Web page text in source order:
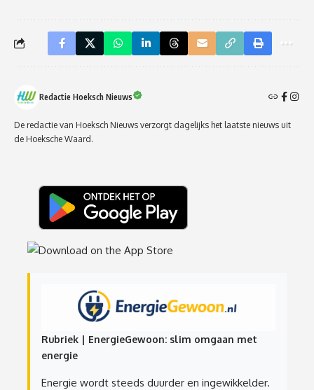
Redactie Hoeksch Nieuws
De redactie van Hoeksch Nieuws verzorgt dagelijks het laatste nieuws uit
de Hoeksche Waard.
Rubriek | EnergieGewoon: slim omgaan met
energie
Energie wordt steeds duurder en ingewikkelder.